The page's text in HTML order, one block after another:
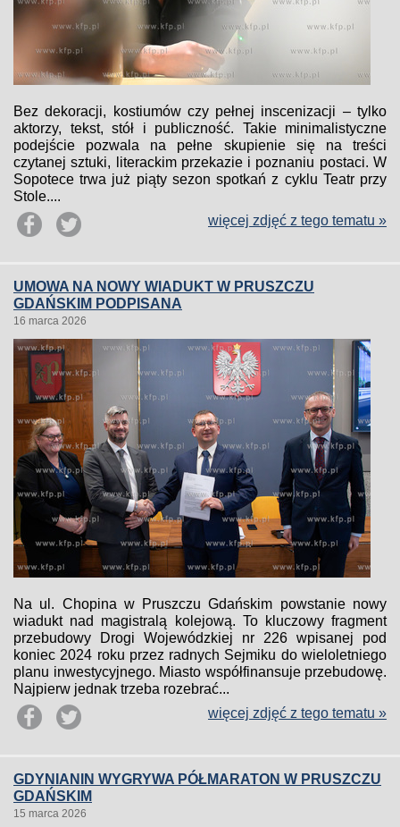
Bez dekoracji, kostiumów czy pełnej inscenizacji – tylko
aktorzy, tekst, stół i publiczność. Takie minimalistyczne
podejście pozwala na pełne skupienie się na treści
czytanej sztuki, literackim przekazie i poznaniu postaci. W
Sopotece trwa już piąty sezon spotkań z cyklu Teatr przy
Stole....
więcej zdjęć z tego tematu »
UMOWA NA NOWY WIADUKT W PRUSZCZU
GDAŃSKIM PODPISANA
16 marca 2026
Na ul. Chopina w Pruszczu Gdańskim powstanie nowy
wiadukt nad magistralą kolejową. To kluczowy fragment
przebudowy Drogi Wojewódzkiej nr 226 wpisanej pod
koniec 2024 roku przez radnych Sejmiku do wieloletniego
planu inwestycyjnego. Miasto współfinansuje przebudowę.
Najpierw jednak trzeba rozebrać...
więcej zdjęć z tego tematu »
GDYNIANIN WYGRYWA PÓŁMARATON W PRUSZCZU
GDAŃSKIM
15 marca 2026